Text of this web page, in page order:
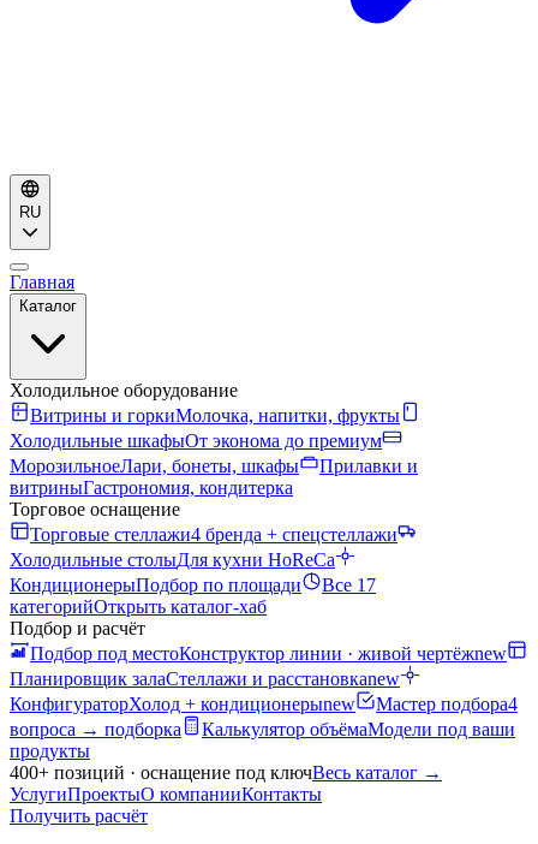
RU
Главная
Каталог
Холодильное оборудование
Витрины и горкиМолочка, напитки, фрукты
Холодильные шкафыОт эконома до премиум
МорозильноеЛари, бонеты, шкафы
Прилавки и
витриныГастрономия, кондитерка
Торговое оснащение
Торговые стеллажи4 бренда + спецстеллажи
Холодильные столыДля кухни HoReCa
КондиционерыПодбор по площади
Все 17
категорийОткрыть каталог-хаб
Подбор и расчёт
Подбор под местоКонструктор линии · живой чертёжnew
Планировщик залаСтеллажи и расстановкаnew
КонфигураторХолод + кондиционерыnew Мастер подбора4
вопроса → подборка
Калькулятор объёмаМодели под ваши
продукты
400+ позиций · оснащение под ключВесь каталог →
УслугиПроектыО компанииКонтакты
Получить расчёт